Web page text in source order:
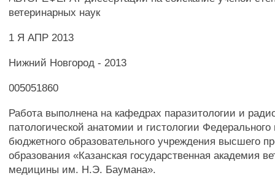
ветеринарных наук
1 Я АПР 2013
Нижний Новгород - 2013
005051860
Работа выполнена на кафедрах паразитологии и
патологической анатомии и гистологии Федерального
бюджетного образовательного учреждения высшего
образования «Казанская государственная академия
медицины им. Н.Э. Баумана».